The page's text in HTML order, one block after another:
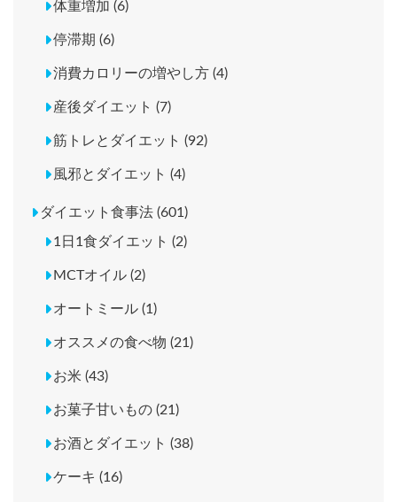
体重増加 (6)
停滞期 (6)
消費カロリーの増やし方 (4)
産後ダイエット (7)
筋トレとダイエット (92)
風邪とダイエット (4)
ダイエット食事法 (601)
1日1食ダイエット (2)
MCTオイル (2)
オートミール (1)
オススメの食べ物 (21)
お米 (43)
お菓子甘いもの (21)
お酒とダイエット (38)
ケーキ (16)